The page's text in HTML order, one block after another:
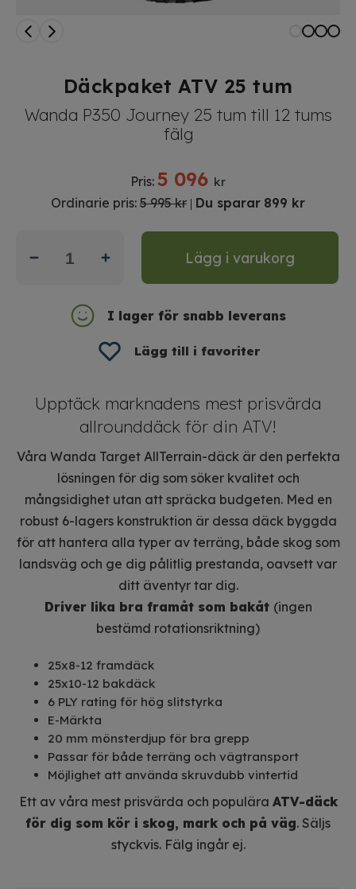
Däckpaket ATV 25 tum
Wanda P350 Journey 25 tum till 12 tums
fälg
Pris: 5 096 kr
Ordinarie pris: 5 995 kr | Du sparar 899 kr
Lägg i varukorg
I lager för snabb leverans
Lägg till i favoriter
Upptäck marknadens mest prisvärda
allrounddäck för din ATV!
Våra Wanda Target AllTerrain-däck är den perfekta
lösningen för dig som söker kvalitet och
mångsidighet utan att spräcka budgeten. Med en
robust 6-lagers konstruktion är dessa däck byggda
för att hantera alla typer av terräng, både skog som
landsväg och ge dig pålitlig prestanda, oavsett var
ditt äventyr tar dig.
Driver lika bra framåt som bakåt (ingen
bestämd rotationsriktning)
25x8-12 framdäck
25x10-12 bakdäck
6 PLY rating för hög slitstyrka
E-Märkta
20 mm mönsterdjup för bra grepp
Passar för både terräng och vägtransport
Möjlighet att använda skruvdubb vintertid
Ett av våra mest prisvärda och populära ATV-däck
för dig som kör i skog, mark och på väg. Säljs
styckvis. Fälg ingår ej.